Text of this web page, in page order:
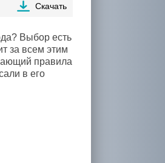
Скачать
Выбор есть
за всем этим
правила
в его